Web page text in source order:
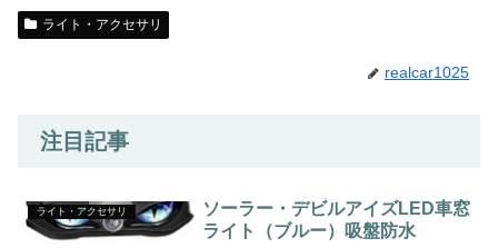
ライト・アクセサリ
realcar1025
注目記事
ライト・アクセサリ
ソーラー・デビルアイズLED車窓
ライト（ブルー）吸盤防水